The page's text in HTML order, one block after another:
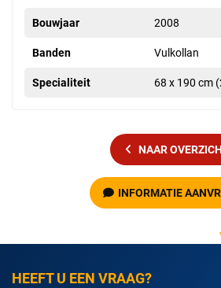
Bouwjaar 2008
Banden Vulkollan
Specialiteit 68 x 190 cm
NAAR
INFORMATIE
HEEFT U EEN VRAAG?